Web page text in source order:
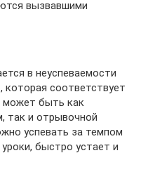
вызвавшими
в неуспеваемости
которая соответствует
может быть как
так и отрывочной
успевать за темпом
быстро устает и